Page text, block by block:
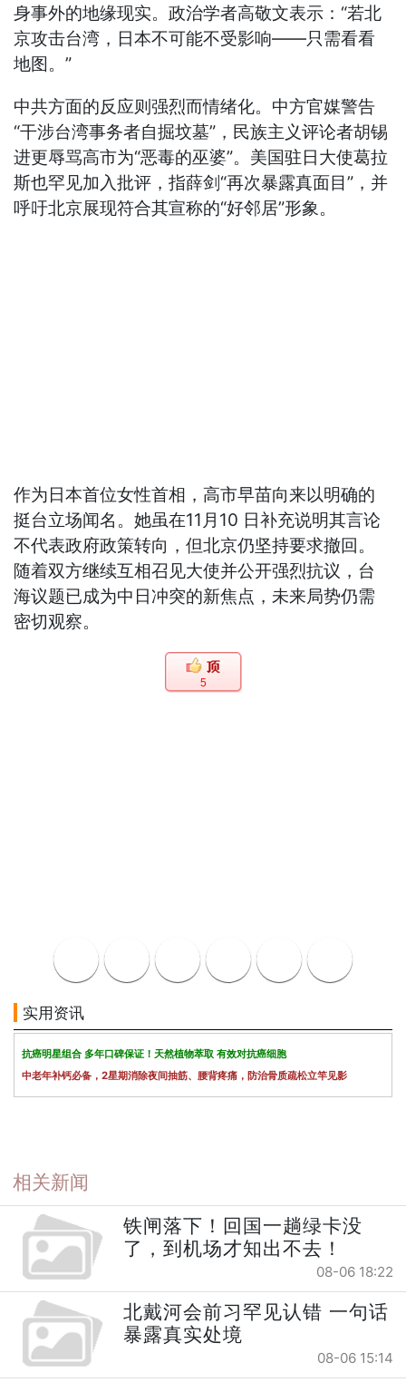
身事外的地缘现实。政治学者高敬文表示：“若北
京攻击台湾，日本不可能不受影响——只需看看
地图。”
中共方面的反应则强烈而情绪化。中方官媒警告
“干涉台湾事务者自掘坟墓”，民族主义评论者胡锡
进更辱骂高市为“恶毒的巫婆”。美国驻日大使葛拉
斯也罕见加入批评，指薛剑“再次暴露真面目”，并
呼吁北京展现符合其宣称的“好邻居”形象。
作为日本首位女性首相，高市早苗向来以明确的
挺台立场闻名。她虽在11月10 日补充说明其言论
不代表政府政策转向，但北京仍坚持要求撤回。
随着双方继续互相召见大使并公开强烈抗议，台
海议题已成为中日冲突的新焦点，未来局势仍需
密切观察。
5
实用资讯
抗癌明星组合 多年口碑保证！天然植物萃取 有效对抗癌细胞
中老年补钙必备，2星期消除夜间抽筋、腰背疼痛，防治骨质疏松立竿见影
相关新闻
铁闸落下！回国一趟绿卡没
了，到机场才知出不去！
08-06 18:22
北戴河会前习罕见认错 一句话
暴露真实处境
08-06 15:14